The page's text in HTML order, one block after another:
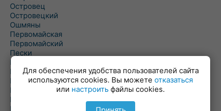
Островец
Островецкий
Ошмяны
Первомайская
Первомайский
Пески
Петревичи
Погородно
Пограничный
Подлабенье
Подольцы
Подороск
Для обеспечения удобства пользователей сайта
используются cookies. Вы можете отказаться
или настроить файлы cookies.